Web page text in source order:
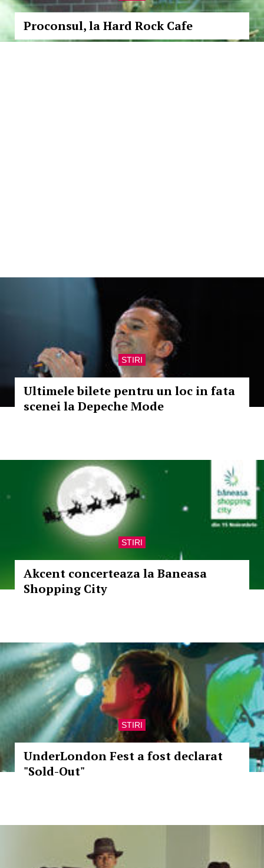
Proconsul, la Hard Rock Cafe
STIRI
Ultimele bilete pentru un loc in fata
scenei la Depeche Mode
STIRI
Akcent concerteaza la Baneasa
Shopping City
STIRI
UnderLondon Fest a fost declarat
"Sold-Out"